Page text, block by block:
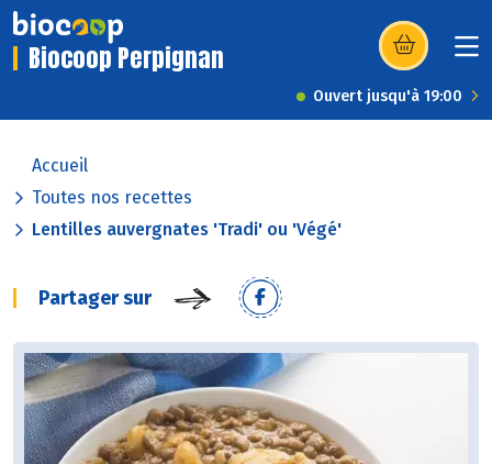
Biocoop Perpignan (s’ouvre dans
Ouvert jusqu'à 19:00
Accueil
Toutes nos recettes
Lentilles auvergnates 'Tradi' ou 'Végé'
Partager sur